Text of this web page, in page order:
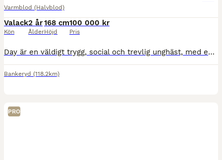
Varmblod (Halvblod)
Valack
Kön
2 år
Ålder
168 cm
Höjd
100 000 kr
Pris
Day är en väldigt trygg, social och trevlig unghäst, med en lätt och modern sporttyp. Han är efter Cornettino Ask och undan Classified xx (vinnare på Täby Galopp). Day är enkel i hantering och rör si
Bankeryd (118.2km)
PRO